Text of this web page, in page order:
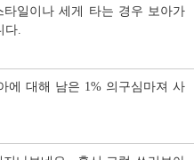
일이나 세게 타는 경우 보아가
.
에 대해 남은 1% 의구심마져 사